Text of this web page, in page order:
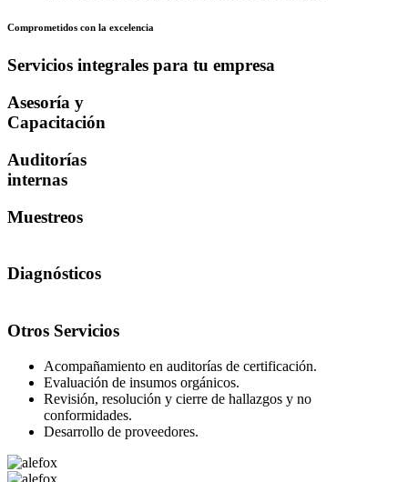
Comprometidos con la excelencia
Servicios integrales para tu empresa
Asesoría y
Capacitación
Auditorías
internas
Muestreos
Diagnósticos
Otros Servicios
Acompañamiento en auditorías de certificación.
Evaluación de insumos orgánicos.
Revisión, resolución y cierre de hallazgos y no
conformidades.
Desarrollo de proveedores.